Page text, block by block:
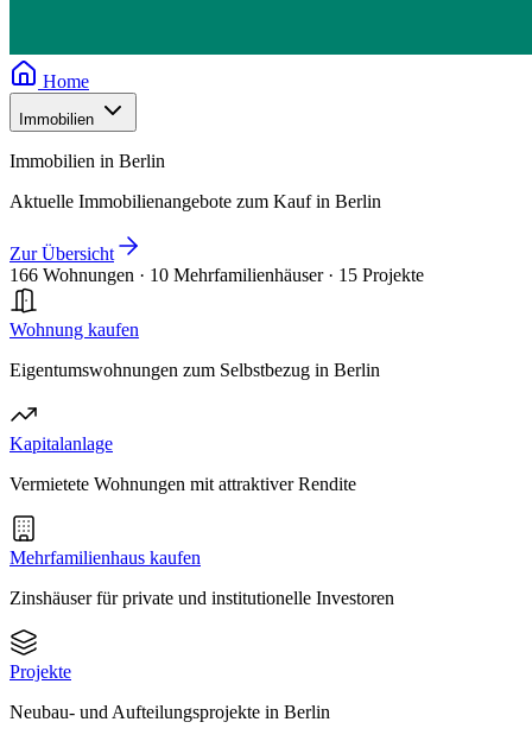
Home
Immobilien
Immobilien in Berlin
Aktuelle Immobilienangebote zum Kauf in Berlin
Zur Übersicht
166 Wohnungen · 10 Mehrfamilienhäuser · 15 Projekte
Wohnung kaufen
Eigentumswohnungen zum Selbstbezug in Berlin
Kapitalanlage
Vermietete Wohnungen mit attraktiver Rendite
Mehrfamilienhaus kaufen
Zinshäuser für private und institutionelle Investoren
Projekte
Neubau- und Aufteilungsprojekte in Berlin